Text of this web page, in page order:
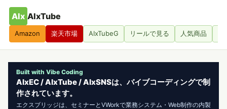
AIx AIxTube
Amazon 楽天市場 AIxTubeG リールで見る 人気商品
Built with Vibe Coding
AIxEC / AIxTube / AIxSNSは、バイブコーディングで制
作されています。
エクスブリッジは、セミナーとVWorkで業務システム・Web制作の内製